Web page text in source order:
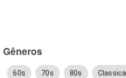
Gêneros
60s 70s 80s Classical